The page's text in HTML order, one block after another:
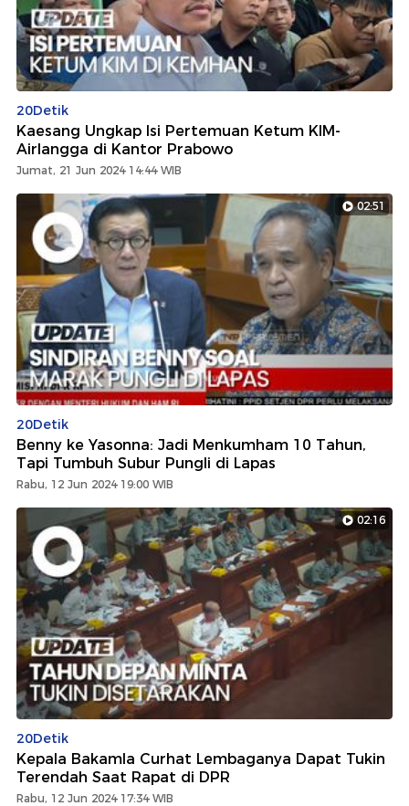
20Detik
Kaesang Ungkap Isi Pertemuan Ketum KIM-
Airlangga di Kantor Prabowo
Jumat, 21 Jun 2024 14:44 WIB
02:51
20Detik
Benny ke Yasonna: Jadi Menkumham 10 Tahun,
Tapi Tumbuh Subur Pungli di Lapas
Rabu, 12 Jun 2024 19:00 WIB
02:16
20Detik
Kepala Bakamla Curhat Lembaganya Dapat Tukin
Terendah Saat Rapat di DPR
Rabu, 12 Jun 2024 17:34 WIB